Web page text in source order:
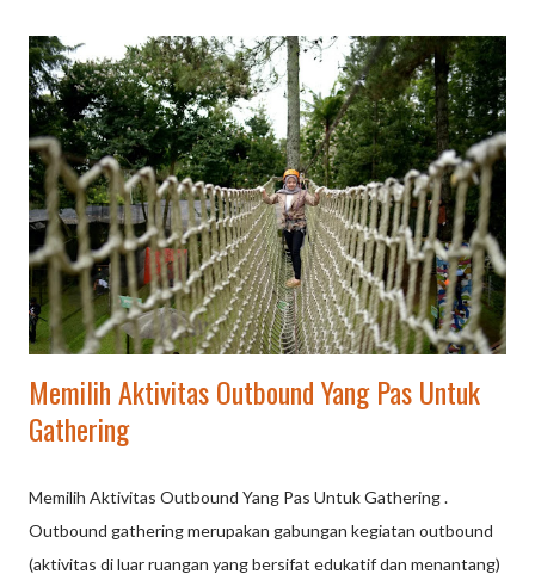
pengalaman petualangan yang tak terlupakan di kawasan hutan
pinus. Inflatable Game Outbound (Lembang Asri): Konsep
outbound yang ceria dan berbeda, menggunakan permainan
balon tiup raksasa untuk mempererat team building.
We.Outbound (Dusun Bambu): Lokasi ini menawarkan wahana
lengkap di tengah alam, mulai dari permainan anak-anak, wahana
penantang, hingga spot foto menarik. Glamorous Camping
(Glamping) & Outbound (Trizara Resorts): Menggabungkan
kegiatan outbound yang ters...
Memilih Aktivitas Outbound Yang Pas Untuk
Gathering
Memilih Aktivitas Outbound Yang Pas Untuk Gathering .
Outbound gathering merupakan gabungan kegiatan outbound
(aktivitas di luar ruangan yang bersifat edukatif dan menantang)